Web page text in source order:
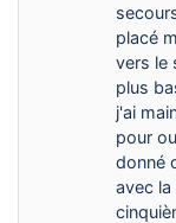
placé
vers le
plus
j'ai
pour
donné
avec la